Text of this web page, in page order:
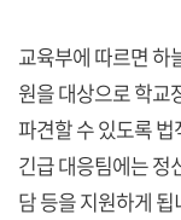
교육부에 따르면 하
원을 대상으로 학교
파견할 수 있도록
긴급 대응팀에는 정
담 등을 지원하게 됩